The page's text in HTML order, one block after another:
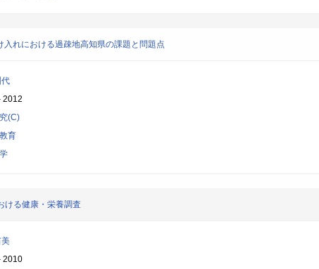
入れにおける過疎地高知県の課題と問題点
2012
(C)
育
ける健康・栄養調査
2010